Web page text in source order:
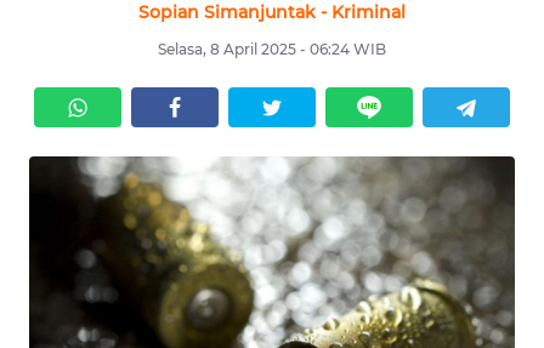
Sopian Simanjuntak - Kriminal
Selasa, 8 April 2025 - 06:24 WIB
KRIMINAL
EKUIN
SAINS-TEKNO
KESEHATAN